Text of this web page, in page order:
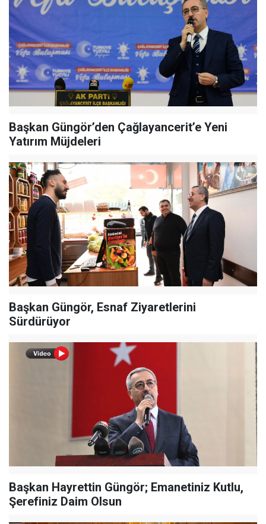
Başkan Güngör’den Çağlayancerit’e Yeni
Yatırım Müjdeleri
Başkan Güngör, Esnaf Ziyaretlerini
Sürdürüyor
Başkan Hayrettin Güngör; Emanetiniz Kutlu,
Şerefiniz Daim Olsun